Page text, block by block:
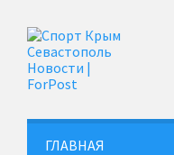
ГЛАВНАЯ